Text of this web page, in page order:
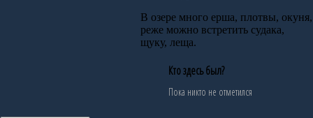
В озере много ерша, плотвы, окуня,
реже можно встретить судака,
щуку, леща.
Кто здесь был?
Пока никто не отметился